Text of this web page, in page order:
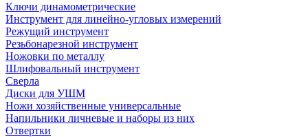
Ключи динамометрические
Инструмент для линейно-угловых измерений
Режущий инструмент
Резьбонарезной инструмент
Ножовки по металлу
Шлифовальный инструмент
Сверла
Диски для УШМ
Ножи хозяйственные универсальные
Напильники личневые и наборы из них
Отвертки